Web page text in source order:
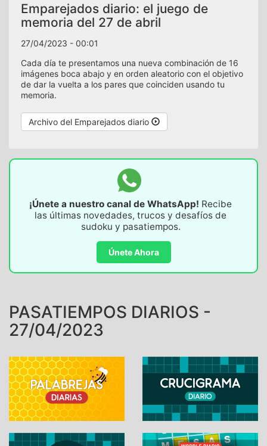
Emparejados diario: el juego de
memoria del 27 de abril
27/04/2023 - 00:01
Cada día te presentamos una nueva combinación de 16
imágenes boca abajo y en orden aleatorio con el objetivo
de dar la vuelta a los pares que coinciden usando tu
memoria.
Archivo del Emparejados diario
¡Únete a nuestro canal de WhatsApp! Recibe
las últimas novedades, trucos y desafíos de
sudoku y pasatiempos.
Únete Ahora
PASATIEMPOS DIARIOS -
27/04/2023